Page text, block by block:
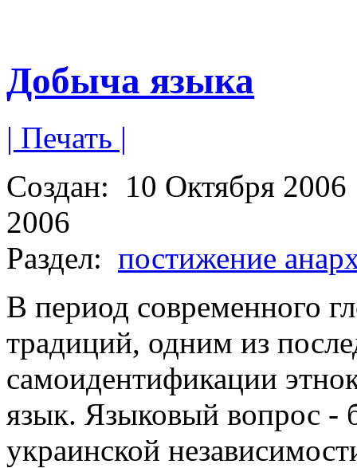
Добыча языка
| Печать |
Создан:
10 Октября 2006
2006
Раздел: постижение
В период современного
традиций, одним из
самоидентификации
язык. Языковый вопрос -
украинской